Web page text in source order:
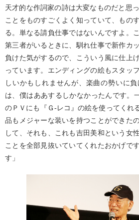
天才的な作詞家の詩は大変なものだと思
ことをものすごくよく知っていて、もの
る。単なる請負仕事ではないんですよ。
第三者がいるときに、馴れ仕事で新作カ
負けた気がするので、こういう風に仕上
っています。エンディングの絵もスタッ
しいかもしれませんが、楽曲の勢いに
は、僕はああするしかなかったんです。
のＰＶにも『Ｇ-レコ』の絵を使ってくれ
品もメジャーな装いを持つことができた
して、それも、これも吉田美和という女
ことを全部見抜いていてくれたおかげで
す」